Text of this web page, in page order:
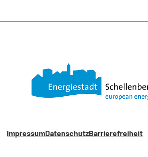
ImpressumDatenschutzBarrierefreiheit